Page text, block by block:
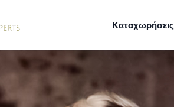
Καταχωρήσεις